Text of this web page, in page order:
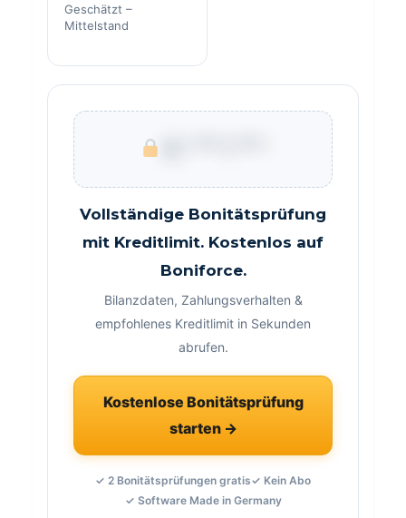
Geschätzt –
Mittelstand
Vollständige Bonitätsprüfung
mit Kreditlimit. Kostenlos auf
Boniforce.
Bilanzdaten, Zahlungsverhalten &
empfohlenes Kreditlimit in Sekunden
abrufen.
Kostenlose Bonitätsprüfung
starten →
✓ 2 Bonitätsprüfungen gratis✓ Kein Abo
✓ Software Made in Germany